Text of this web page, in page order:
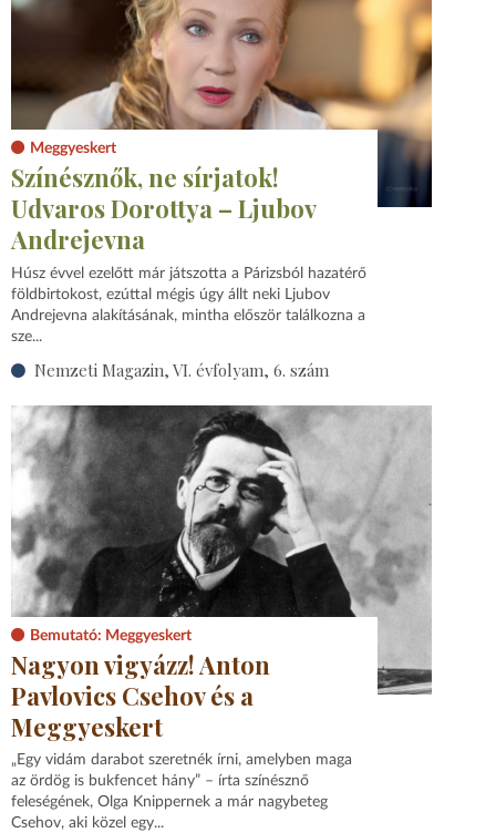
Meggyeskert
Színésznők, ne sírjatok!
Udvaros Dorottya – Ljubov
Andrejevna
Húsz évvel ezelőtt már játszotta a Párizsból hazatérő
földbirtokost, ezúttal mégis úgy állt neki Ljubov
Andrejevna alakításának, mintha először találkozna a
sze...
Nemzeti Magazin, VI. évfolyam, 6. szám
Bemutató: Meggyeskert
Nagyon vigyázz! Anton
Pavlovics Csehov és a
Meggyeskert
„Egy vidám darabot szeretnék írni, amelyben maga
az ördög is bukfencet hány” – írta színésznő
feleségének, Olga Knippernek a már nagybeteg
Csehov, aki közel egy...